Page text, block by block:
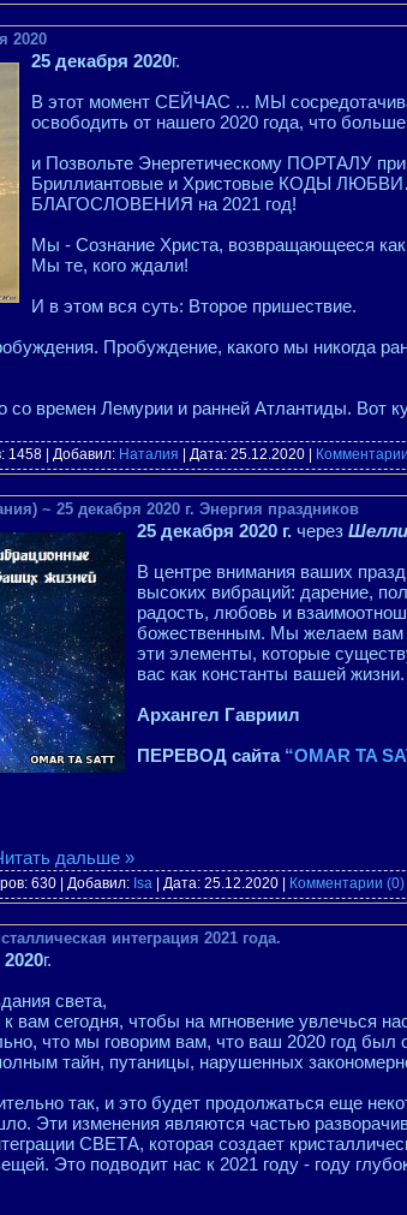
2020
25 декабря 2020г.
В этот момент СЕЙЧАС ... МЫ
освободить от нашего 2020 года, что
и Позвольте Энергетическому ПОРТАЛУ
Бриллиантовые и Христовые КОДЫ
БЛАГОСЛОВЕНИЯ на 2021 год!
Мы - Сознание Христа, возвращающееся
Мы те, кого ждали!
И в этом вся суть: Второе пришествие.
Пробуждение, какого мы никогда
со времен Лемурии и ранней Атлантиды. Вот
1458 | Добавил: Наталия | Дата: 25.12.2020
~ 25 декабря 2020 г. Энергия праздников
25 декабря 2020 г.через
В центре внимания ваших
высоких вибраций: дарение,
радость, любовь и
божественным. Мы желаем вам
эти элементы, которые
вас как константы вашей жизни.
Архангел Гавриил
ПЕРЕВОД сайта “OMAR TA
дальше »
630 | Добавил: Isa | Дата: 25.12.2020 Комментарии (0)
интеграция 2021 года.
г.
света,
вам сегодня, чтобы на мгновение увлечься
что мы говорим вам, что ваш 2020 год был
тайн, путаницы, нарушенных
так, и это будет продолжаться еще
Эти изменения являются частью
СВЕТА, которая создает
Это подводит нас к 2021 году - году